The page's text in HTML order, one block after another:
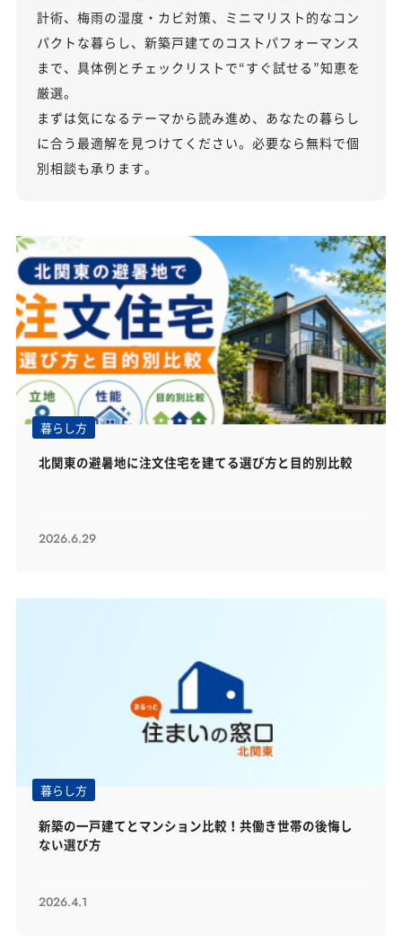
計術、梅雨の湿度・カビ対策、ミニマリスト的なコン
パクトな暮らし、新築戸建てのコストパフォーマンス
まで、具体例とチェックリストで“すぐ試せる”知恵を
厳選。
まずは気になるテーマから読み進め、あなたの暮らし
に合う最適解を見つけてください。必要なら無料で個
別相談も承ります。
暮らし方
北関東の避暑地に注文住宅を建てる選び方と目的別比較
2026.6.29
暮らし方
新築の一戸建てとマンション比較！共働き世帯の後悔し
ない選び方
2026.4.1